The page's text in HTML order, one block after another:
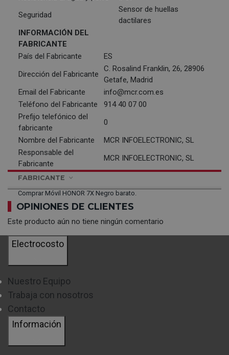
Seguridad
Sensor de huellas
dactilares
INFORMACIÓN DEL
FABRICANTE
País del Fabricante
ES
Dirección del Fabricante
C. Rosalind Franklin, 26, 28906
Getafe, Madrid
Email del Fabricante
info@mcr.com.es
Teléfono del Fabricante
914 40 07 00
Prefijo telefónico del
fabricante
0
Nombre del Fabricante
MCR INFOELECTRONIC, SL
Responsable del
Fabricante
MCR INFOELECTRONIC, SL
FABRICANTE
Comprar Móvil HONOR 7X Negro barato.
OPINIONES DE CLIENTES
Este producto aún no tiene ningún comentario
Electrocosto
Nuestro Equipo
Trabaja con nosotros
Contacto
Información